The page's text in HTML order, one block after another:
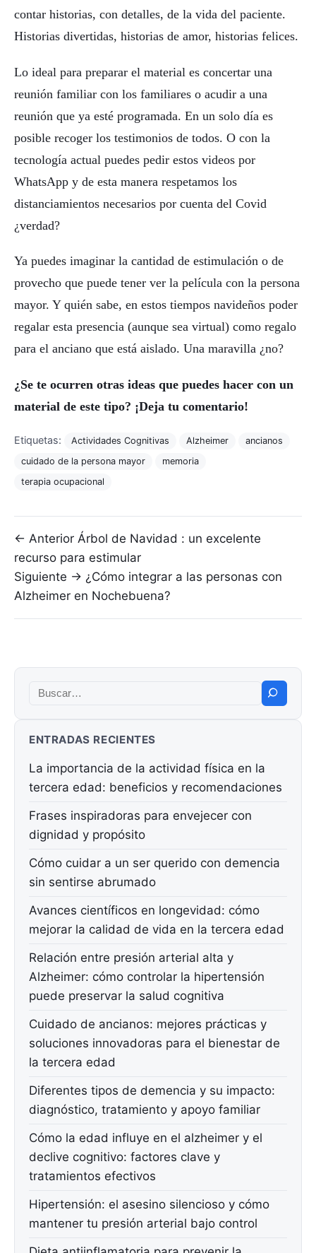
contar historias, con detalles, de la vida del paciente.
Historias divertidas, historias de amor, historias felices.
Lo ideal para preparar el material es concertar una
reunión familiar con los familiares o acudir a una
reunión que ya esté programada. En un solo día es
posible recoger los testimonios de todos. O con la
tecnología actual puedes pedir estos videos por
WhatsApp y de esta manera respetamos los
distanciamientos necesarios por cuenta del Covid
¿verdad?
Ya puedes imaginar la cantidad de estimulación o de
provecho que puede tener ver la película con la persona
mayor. Y quién sabe, en estos tiempos navideños poder
regalar esta presencia (aunque sea virtual) como regalo
para el anciano que está aislado. Una maravilla ¿no?
¿Se te ocurren otras ideas que puedes hacer con un
material de este tipo? ¡Deja tu comentario!
Etiquetas: Actividades Cognitivas Alzheimer
ancianos
cuidado de la persona mayor
memoria
terapia ocupacional
Navegación de entradas
← Anterior Árbol de Navidad : un excelente
recurso para estimular
Siguiente → ¿Cómo integrar a las personas con
Alzheimer en Nochebuena?
Buscar:
ENTRADAS RECIENTES
La importancia de la actividad física en la
tercera edad: beneficios y recomendaciones
Frases inspiradoras para envejecer con
dignidad y propósito
Cómo cuidar a un ser querido con demencia
sin sentirse abrumado
Avances científicos en longevidad: cómo
mejorar la calidad de vida en la tercera edad
Relación entre presión arterial alta y
Alzheimer: cómo controlar la hipertensión
puede preservar la salud cognitiva
Cuidado de ancianos: mejores prácticas y
soluciones innovadoras para el bienestar de
la tercera edad
Diferentes tipos de demencia y su impacto:
diagnóstico, tratamiento y apoyo familiar
Cómo la edad influye en el alzheimer y el
declive cognitivo: factores clave y
tratamientos efectivos
Hipertensión: el asesino silencioso y cómo
mantener tu presión arterial bajo control